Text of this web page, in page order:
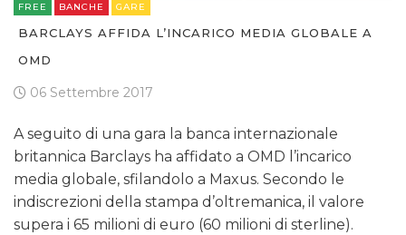
FREE BANCHE GARE
BARCLAYS AFFIDA L’INCARICO MEDIA GLOBALE A
OMD
06 Settembre 2017
A seguito di una gara la banca internazionale
britannica Barclays ha affidato a OMD l’incarico
media globale, sfilandolo a Maxus. Secondo le
indiscrezioni della stampa d’oltremanica, il valore
supera i 65 milioni di euro (60 milioni di sterline).